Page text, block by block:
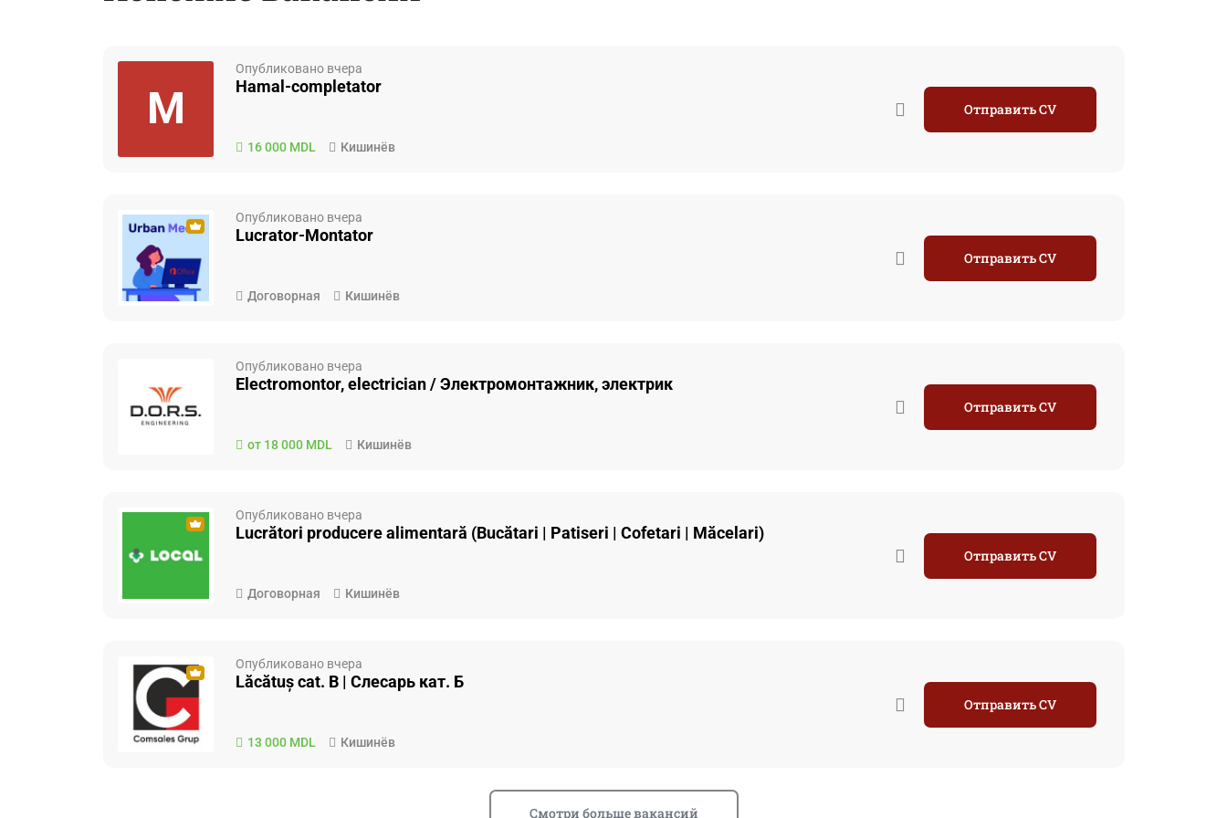
M
Опубликовано вчера
Hamal-completator
16 000 MDL Кишинёв
Отправить CV
Опубликовано вчера
Lucrator-Montator
Договорная Кишинёв
Отправить CV
Опубликовано вчера
Electromontor, electrician / Электромонтажник, электрик
от 18 000 MDL Кишинёв
Отправить CV
Опубликовано вчера
Lucrători producere alimentară (Bucătari | Patiseri | Cofetari | Măcelari)
Договорная Кишинёв
Отправить CV
Опубликовано вчера
Lăcătuș cat. B | Слесарь кат. Б
13 000 MDL Кишинёв
Отправить CV
Смотри больше вакансий